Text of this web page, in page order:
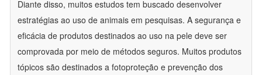
Diante disso, muitos estudos tem buscado desenvolver
estratégias ao uso de animais em pesquisas. A segurança e
eficácia de produtos destinados ao uso na pele deve ser
comprovada por meio de métodos seguros. Muitos produtos
tópicos são destinados a fotoproteção e prevenção dos